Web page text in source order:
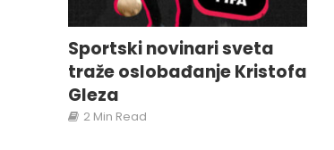
Sportski novinari sveta
traže oslobađanje Kristofa
Gleza
2 Min Read